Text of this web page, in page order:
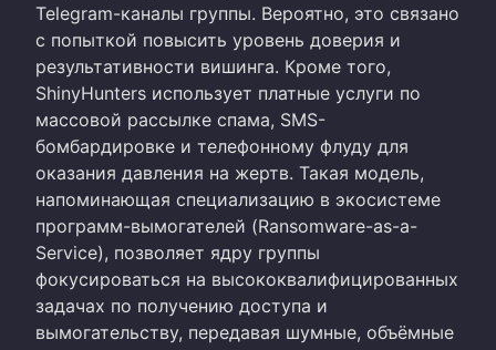
Telegram-каналы группы. Вероятно, это связано
с попыткой повысить уровень доверия и
результативности вишинга. Кроме того,
ShinyHunters использует платные услуги по
массовой рассылке спама, SMS-
бомбардировке и телефонному флуду для
оказания давления на жертв. Такая модель,
напоминающая специализацию в экосистеме
программ-вымогателей (Ransomware-as-a-
Service), позволяет ядру группы
фокусироваться на высококвалифицированных
задачах по получению доступа и
вымогательству, передавая шумные, объёмные